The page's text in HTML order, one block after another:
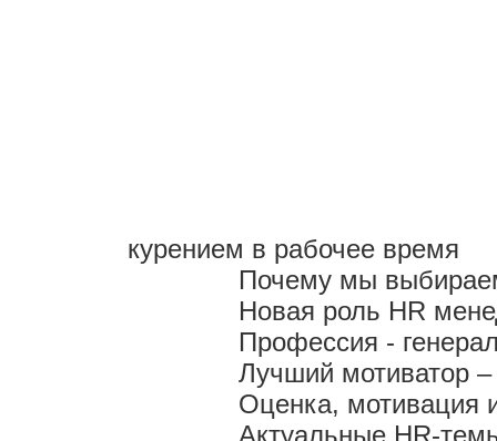
курением в рабочее время
Почему мы
Новая роль HR
Профессия -
Лучший мотиватор –
Оценка, мотивация
Актуальные HR-